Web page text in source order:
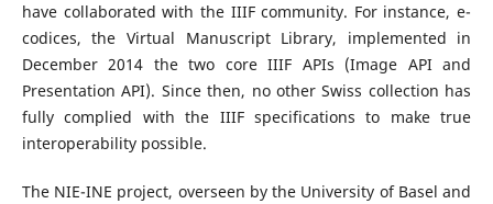
have collaborated with the IIIF community. For instance, e-
codices, the Virtual Manuscript Library, implemented in
December 2014 the two core IIIF APIs (Image API and
Presentation API). Since then, no other Swiss collection has
fully complied with the IIIF specifications to make true
interoperability possible.
The NIE-INE project, overseen by the University of Basel and